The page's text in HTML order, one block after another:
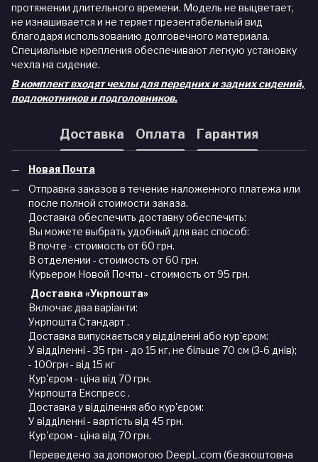
протяжении длительного времени. Модель не выцветает,
не изнашивается и не теряет презентабельный вид
благодаря использованию долговечного материала.
Специальные крепления обеспечивают легкую установку
чехла на сидение.
В комплект входят чехлы для передних и задних сидений,
подлокотников и подголовников.
Доставка Оплата Гарантия
Новая Почта
Отправка заказов в течение наложенного платежа или
после полной стоимости заказа.
Доставка обеспечить доставку обеспечить:
Вы можете выбрать удобный для вас способ:
В почте - стоимость от 60 грн.
В отделении - стоимость от 60 грн.
Курьером Новой Почты - стоимость от 95 грн.
Доставка «Укрпошта»
Включає два варіанти:
Укрпошта Стандарт .
Доставка випускається у відділенні або кур'єром:
У відділенні - 35 грн - до 15 кг, не більше 70 см (3-6 днів);
- 100грн - від 15 кг
Кур'єром - ціна від 70 грн.
Укрпошта Експресс .
Доставка у відділення або кур'єром:
У відділенні - вартість від 45 грн.
Кур'єром - ціна від 70 грн.
Переведено за допомогою DeepL.com (безкоштовна